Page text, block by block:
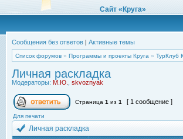
Сайт «Круга»
Сообщения без ответов | Активные темы
Список форумов » Программы и проекты Круга » ТурКлуб
Личная раскладка
Модераторы: М.Ю. skvoznyak
Страница 1 из 1 [ 1 сообщение ]
Для печати
Личная раскладка